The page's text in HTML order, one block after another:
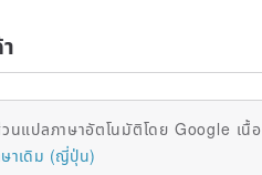
นแปลภาษาอัตโนมัติโดย Google เนื้อ
าเดิม (ญี่ปุ่น)